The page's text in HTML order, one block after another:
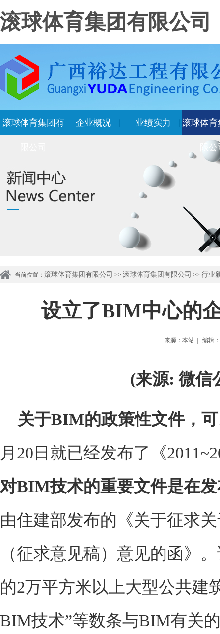
滚球体育集团有限公司
滚球体育集团有 企业概况 业绩实力 滚球体育
限
当前位置： 滚球体育集团有限公司 >> 滚球体育集团有限公司 >> 行业
设立了BIM中心的
来源：本站 | 编辑
(来源: 微信
关于BIM的政策性文件，
月20日就已经发布了《
对BIM技术的重要文件是在
由住建部发布的《关于征求
（征求意见稿）意见的函》
的2万平方米以上大型公共建
BIM技术”等数条与BIM有关